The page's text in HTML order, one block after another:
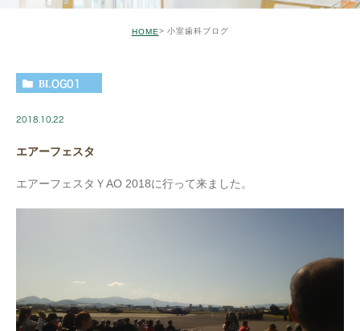
HOME 小室歯科ブログ
BLOG01
2018.10.22
エアーフェスタ
エアーフェスタＹAO 2018に行って来ました。